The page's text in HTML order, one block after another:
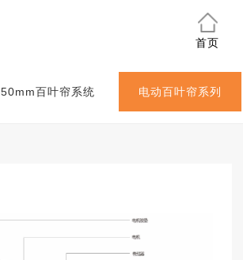
首页
50mm百叶帘系统 电动百叶帘系列